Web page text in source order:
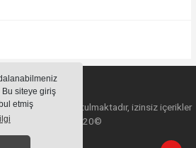
Bu siteye giriş
etmiş
hakları saklı tutulmaktadır, izinsiz içerikler
Copyright 2020©